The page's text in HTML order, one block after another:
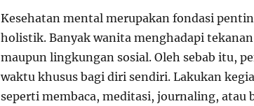
Kesehatan mental merupakan fondasi
holistik. Banyak wanita menghadapi
maupun lingkungan sosial. Oleh sebab itu,
waktu khusus bagi diri sendiri. Lakukan
seperti membaca, meditasi, journaling, atau